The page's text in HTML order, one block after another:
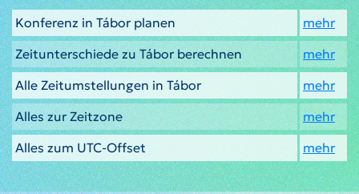
Konferenz in Tábor planen
mehr
Zeitunterschiede zu Tábor berechnen
mehr
Alle Zeitumstellungen in Tábor
mehr
Alles zur Zeitzone
mehr
Alles zum UTC-Offset
mehr